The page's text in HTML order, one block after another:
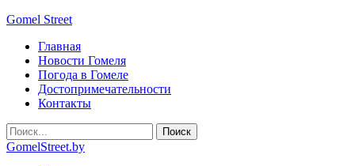
Gomel Street
Главная
Новости Гомеля
Погода в Гомеле
Достопримечательности
Контакты
GomelStreet.by